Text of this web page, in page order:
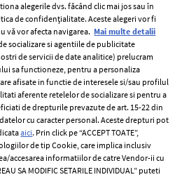
Termeni si conditii
Politica de
confidențialitate
Politica de cookies
Publicitate
alegerile dvs. făcând clic mai jos sau în
de confidențialitate. Aceste alegeri vor fi
vă vor afecta navigarea. Mai multe detalii
socializare si agentiile de publicitate
de servicii de date analitice) prelucram
sa functioneze, pentru a personaliza
afisate in functie de interesele si/sau profilul
aferente retelelor de socializare si pentru a
de drepturile prevazute de art. 15-22 din
cu caracter personal. Aceste drepturi pot
aici. Prin click pe “ACCEPT TOATE”,
de tip Cookie, care implica inclusiv
accesarea informatiilor de catre Vendor-ii cu
SA MODIFIC SETARILE INDIVIDUAL” puteti